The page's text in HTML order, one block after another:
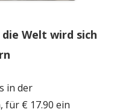
Welt wird sich
in der
für € 17.90 ein